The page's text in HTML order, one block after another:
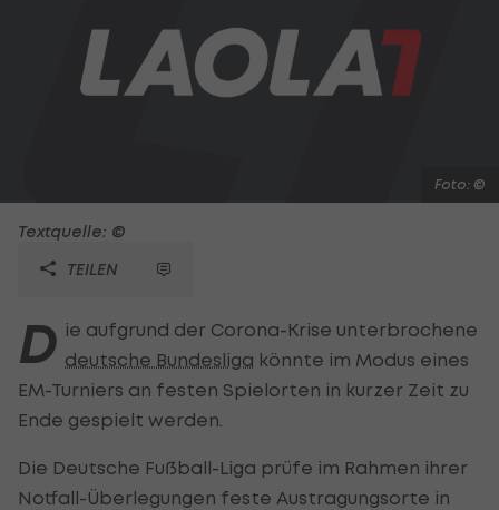
Foto: ©
Textquelle: ©
TEILEN
D ie aufgrund der Corona-Krise unterbrochene
deutsche Bundesliga könnte im Modus eines
EM-Turniers an festen Spielorten in kurzer Zeit zu
Ende gespielt werden.
Die Deutsche Fußball-Liga prüfe im Rahmen ihrer
Notfall-Überlegungen feste Austragungsorte in